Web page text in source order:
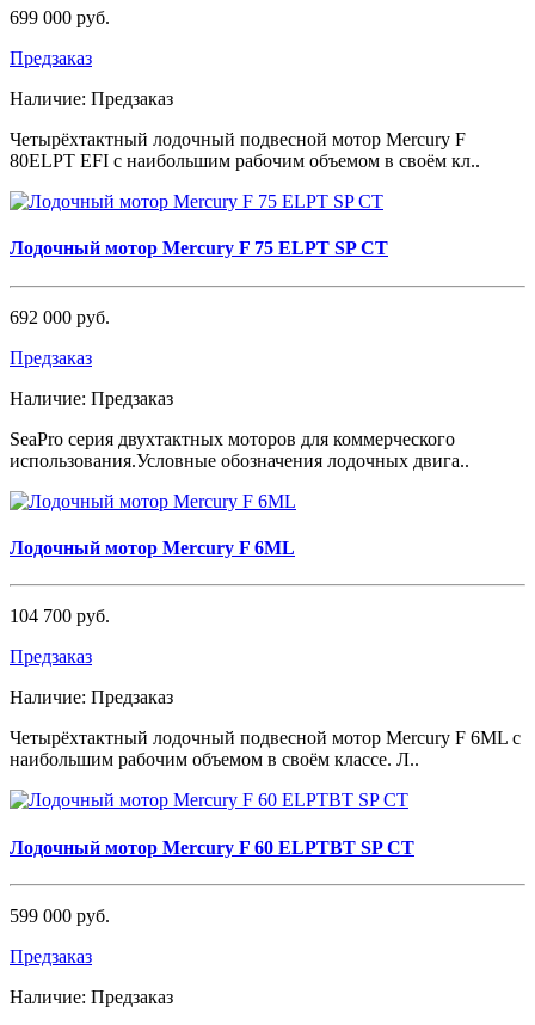
699 000 руб.
Предзаказ
Наличие: Предзаказ
Четырёхтактный лодочный подвесной мотор Mercury F
80ELPT EFI с наибольшим рабочим объемом в своём кл..
Лодочный мотор Mercury F 75 ELPT SP CT
692 000 руб.
Предзаказ
Наличие: Предзаказ
SeaPro серия двухтактных моторов для коммерческого
использования.Условные обозначения лодочных двига..
Лодочный мотор Mercury F 6ML
104 700 руб.
Предзаказ
Наличие: Предзаказ
Четырёхтактный лодочный подвесной мотор Mercury F 6МL с
наибольшим рабочим объемом в своём классе. Л..
Лодочный мотор Mercury F 60 ELPTBT SP CT
599 000 руб.
Предзаказ
Наличие: Предзаказ